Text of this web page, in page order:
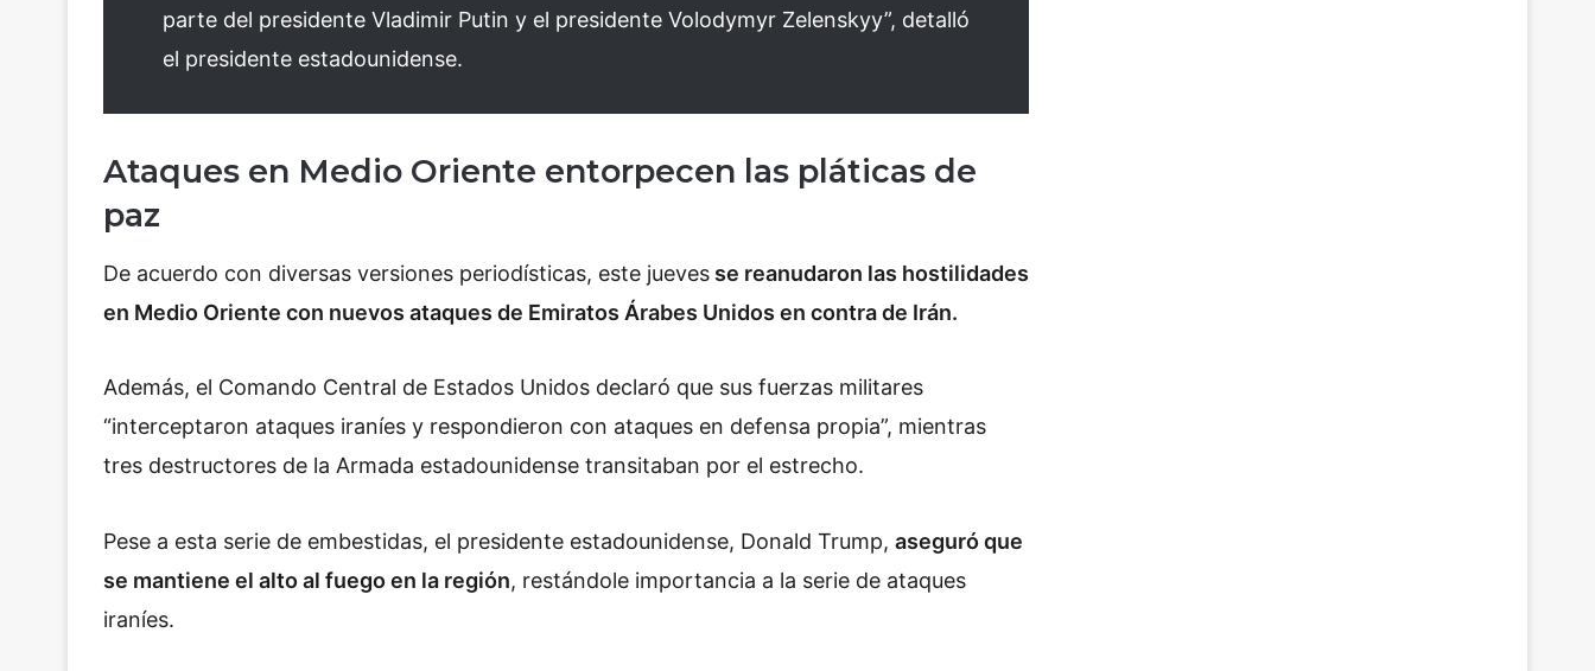
parte del presidente Vladimir Putin y el presidente Volodymyr Zelenskyy”, detalló
el presidente estadounidense.
Ataques en Medio Oriente entorpecen las pláticas de
paz
De acuerdo con diversas versiones periodísticas, este jueves se reanudaron las hostilidades
en Medio Oriente con nuevos ataques de Emiratos Árabes Unidos en contra de Irán.
Además, el Comando Central de Estados Unidos declaró que sus fuerzas militares
“interceptaron ataques iraníes y respondieron con ataques en defensa propia”, mientras
tres destructores de la Armada estadounidense transitaban por el estrecho.
Pese a esta serie de embestidas, el presidente estadounidense, Donald Trump, aseguró que
se mantiene el alto al fuego en la región, restándole importancia a la serie de ataques
iraníes.